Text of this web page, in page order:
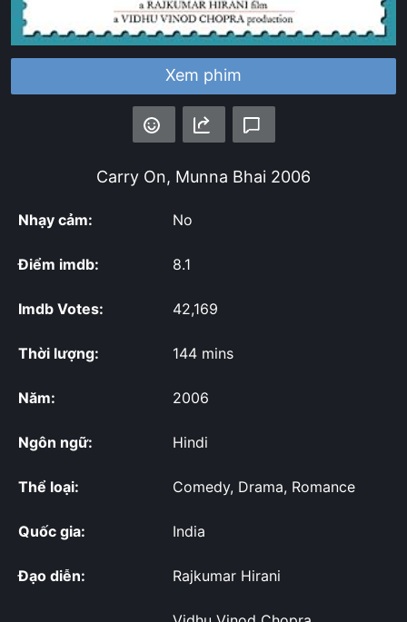
Xem phim
Carry On, Munna Bhai 2006
Nhạy cảm: No
Điểm imdb: 8.1
Imdb Votes: 42,169
Thời lượng: 144 mins
Năm: 2006
Ngôn ngữ: Hindi
Thể loại: Comedy, Drama, Romance
Quốc gia: India
Đạo diễn: Rajkumar Hirani